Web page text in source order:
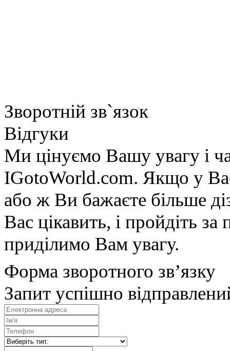
Зворотній зв`язок
Відгуки
Ми цінуємо Вашу увагу і
IGotoWorld.com. Якщо у
або ж Ви бажаєте більше
Вас цікавить, і пройдіть
приділимо Вам увагу.
Форма зворотного зв’язку
Запит успішно